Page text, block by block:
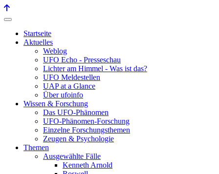
Startseite
Aktuelles
Weblog
UFO Echo - Presseschau
Lichter am Himmel - Was ist das?
UFO Meldestellen
UAP at a Glance
Über ufoinfo
Wissen & Forschung
Das UFO-Phänomen
UFO-Phänomen-Forschung
Einzelne Forschungsthemen
Zeugen & Psychologie
Themen
Ausgewählte Fälle
Kenneth Arnold